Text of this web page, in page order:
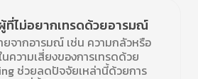
ที่ไม่อยากเทรดด้วยอารมณ์
จากอารมณ์ เช่น ความกลัวหรือ
ความเสี่ยงของการเทรดด้วย
ช่วยลดปัจจัยเหล่านี้ด้วยการ